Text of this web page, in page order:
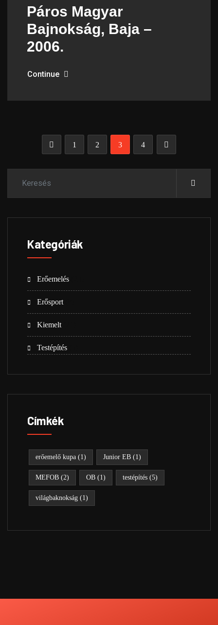
Páros Magyar
Bajnokság, Baja –
2006.
Continue
1 2 3 4
Kategóriák
Erőemelés
Erősport
Kiemelt
Testépítés
Címkék
erőemelő kupa (1) Junior EB (1)
MEFOB (2) OB (1) testépítés (5)
világbaknokság (1)